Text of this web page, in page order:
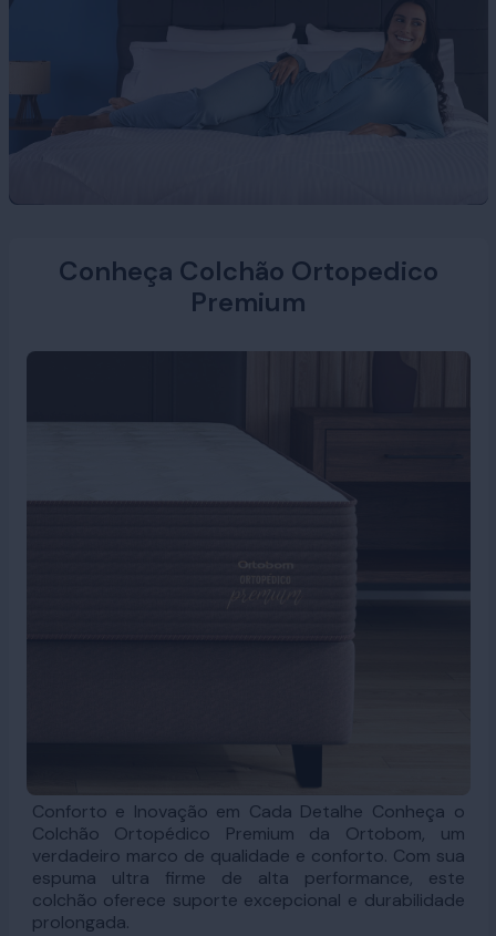
Conheça Colchão Ortopedico
Premium
Conforto e Inovação em Cada Detalhe Conheça o
Colchão Ortopédico Premium da Ortobom, um
verdadeiro marco de qualidade e conforto. Com sua
espuma ultra firme de alta performance, este
colchão oferece suporte excepcional e durabilidade
prolongada.